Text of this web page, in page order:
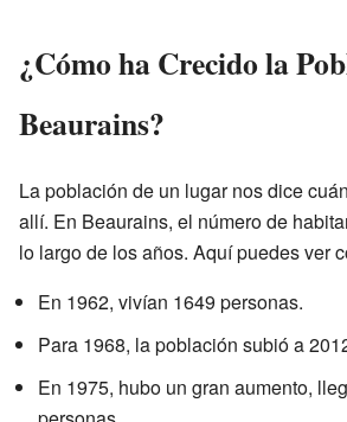
¿Cómo ha Crecido la
Beaurains?
La población de un lugar nos dice
allí. En Beaurains, el número de
lo largo de los años. Aquí puedes ver
En 1962, vivían 1649 personas.
Para 1968, la población subió a
En 1975, hubo un gran aumento,